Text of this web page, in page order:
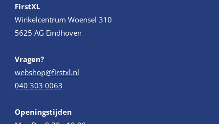
FirstXL
Winkelcentrum Woensel 310
5625 AG Eindhoven
Vragen?
webshop@firstxl.nl
040 303 0063
Openingstijden